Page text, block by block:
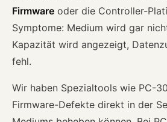
Firmware oder die Controller-
Symptome: Medium wird gar
Kapazität wird angezeigt,
fehl.
Wir haben Spezialtools wie PC-
Firmware-Defekte direkt in der